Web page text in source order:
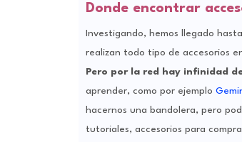
Donde encontrar
Investigando, hemos llegado
realizan todo tipo de accesorios
Pero por la red hay infinidad
aprender, como por ejemplo
hacernos una bandolera, pero
tutoriales, accesorios para